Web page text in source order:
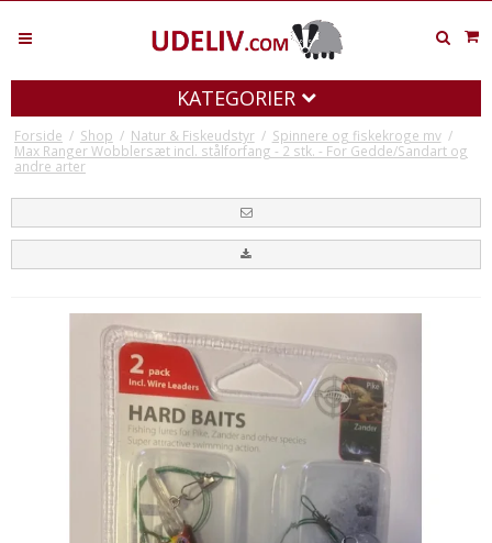
KATEGORIER
Forside / Shop / Natur & Fiskeudstyr / Spinnere og fiskekroge mv /
Max Ranger Wobblersæt incl. stålforfang - 2 stk. - For Gedde/Sandart og
andre arter